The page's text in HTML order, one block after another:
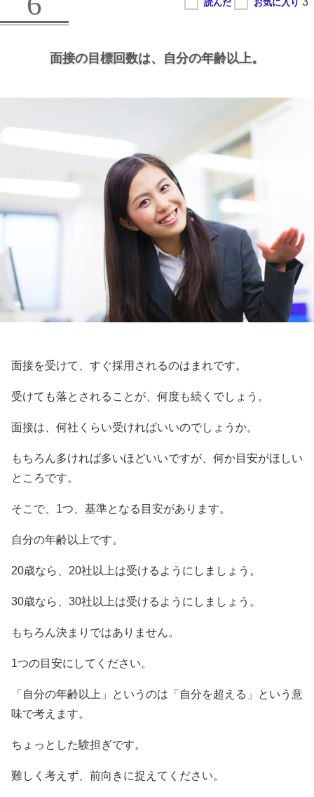
面接の目標回数は、 自分の年齢以上。
面接を受けて、すぐ採用されるのはまれです。
受けても落とされることが、何度も続くでしょう。
面接は、何社くらい受ければいいのでしょうか。
もちろん多ければ多いほどいいですが、何か目安がほしい
ところです。
そこで、1つ、基準となる目安があります。
自分の年齢以上です。
20歳なら、20社以上は受けるようにしましょう。
30歳なら、30社以上は受けるようにしましょう。
もちろん決まりではありません。
1つの目安にしてください。
「自分の年齢以上」というのは「自分を超える」という意
味で考えます。
ちょっとした験担ぎです。
難しく考えず、前向きに捉えてください。